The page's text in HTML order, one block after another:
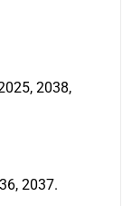
2038,
2037.